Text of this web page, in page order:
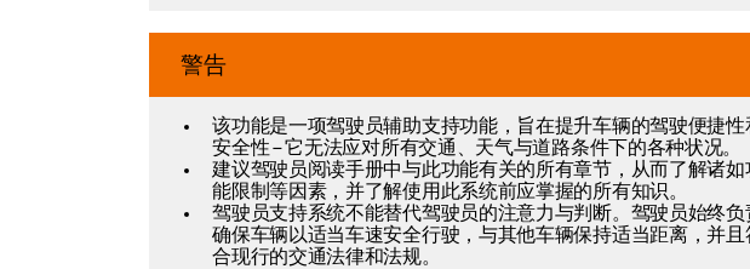
警告
该功能是一项驾驶员辅助支持功能，旨在提升车辆的驾驶便捷性
安全性 – 它无法应对所有交通、天气与道路条件下的各种状况。
建议驾驶员阅读手册中与此功能有关的所有章节，从而了解诸如
能限制等因素，并了解使用此系统前应掌握的所有知识。
驾驶员支持系统不能替代驾驶员的注意力与判断。驾驶员始终负
确保车辆以适当车速安全行驶，与其他车辆保持适当距离，并且
合现行的交通法律和法规。